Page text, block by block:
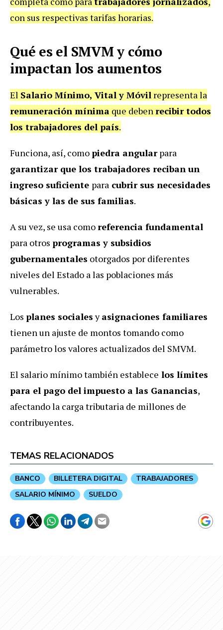
con sus respectivas tarifas horarias.
Qué es el SMVM y cómo
impactan los aumentos
El Salario Mínimo, Vital y Móvil representa la
remuneración mínima que debenrecibir todos
los trabajadores del país.
Funciona, así, comopiedra angularpara
garantizar que los trabajadores reciban un
ingreso suficiente para cubrir sus necesidades
básicas y las de sus familias.
A su vez, se usa comoreferencia fundamental
para otros programas y subsidios
gubernamentales otorgados por diferentes
niveles del Estado a las poblaciones más
vulnerables.
Los planes socialesyasignaciones familiares
tienen un ajuste de montos tomando como
parámetro los valores actualizados del SMVM.
El salario mínimo también establece los límites
para el pago del impuesto a las Ganancias,
afectando la carga tributaria de millones de
contribuyentes.
TEMAS RELACIONADOS
BANCO BILLETERA DIGITAL
TRABAJADORES
SALARIO MÍNIMO
SUELDO